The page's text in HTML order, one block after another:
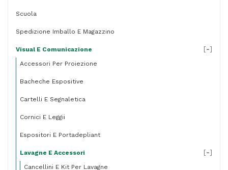
Scuola
Spedizione Imballo E Magazzino
Visual E Comunicazione
Accessori Per Proiezione
Bacheche Espositive
Cartelli E Segnaletica
Cornici E Leggii
Espositori E Portadepliant
Lavagne E Accessori
Cancellini E Kit Per Lavagne
[-]
[-]